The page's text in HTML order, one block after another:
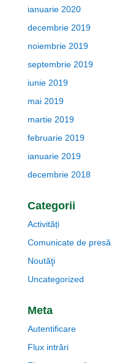
ianuarie 2020
decembrie 2019
noiembrie 2019
septembrie 2019
iunie 2019
mai 2019
martie 2019
februarie 2019
ianuarie 2019
decembrie 2018
Categorii
Activități
Comunicate de presă
Noutăţi
Uncategorized
Meta
Autentificare
Flux intrări